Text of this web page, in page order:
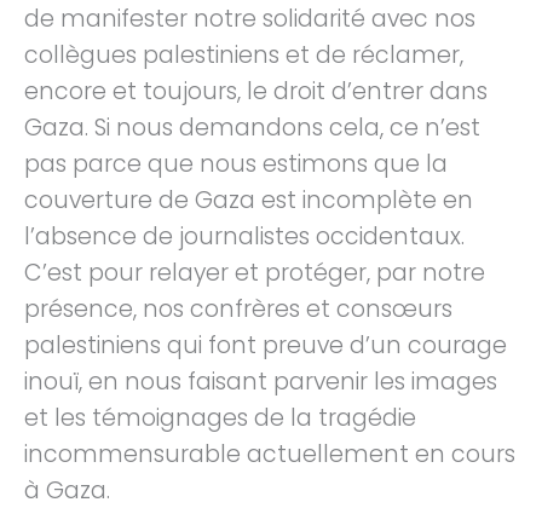
de manifester notre solidarité avec nos
collègues palestiniens et de réclamer,
encore et toujours, le droit d’entrer dans
Gaza. Si nous demandons cela, ce n’est
pas parce que nous estimons que la
couverture de Gaza est incomplète en
l’absence de journalistes occidentaux.
C’est pour relayer et protéger, par notre
présence, nos confrères et consœurs
palestiniens qui font preuve d’un courage
inouï, en nous faisant parvenir les images
et les témoignages de la tragédie
incommensurable actuellement en cours
à Gaza.